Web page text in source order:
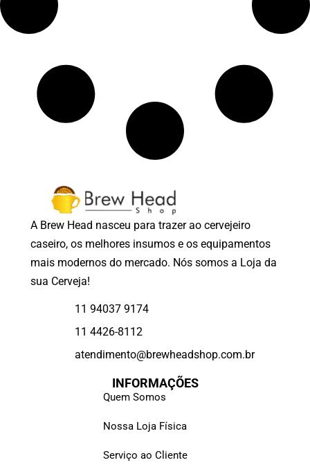
A Brew Head nasceu para trazer ao cervejeiro
caseiro, os melhores insumos e os equipamentos
mais modernos do mercado. Nós somos a Loja da
sua Cerveja!
11 94037 9174
11 4426-8112
atendimento@brewheadshop.com.br
INFORMAÇÕES
Quem Somos
Nossa Loja Física
Serviço ao Cliente